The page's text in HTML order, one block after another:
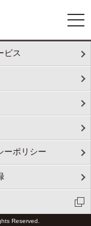
ビス
ーポリシー
Reserved.